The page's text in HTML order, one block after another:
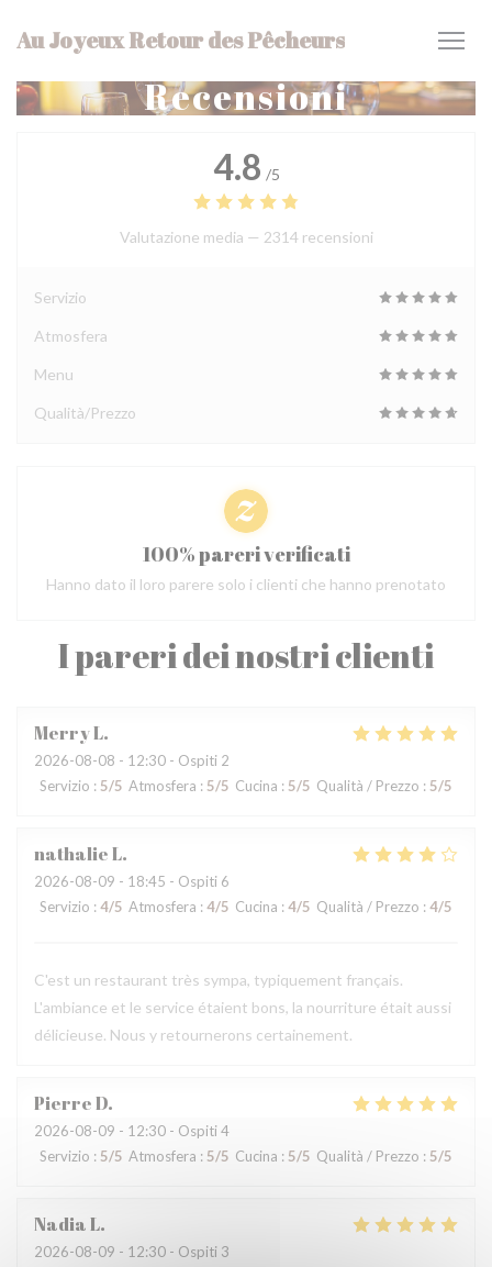
Au Joyeux Retour des Pêcheurs
Recensioni
I pareri dei nostri clienti
MerryL
2026-08-08 - 12:30 - Ospiti 2
Servizio : 5/5 Atmosfera : 5/5 Cucina : 5/5 Qualità / Prezzo : 5/5
nathalieL
2026-08-09 - 18:45 - Ospiti 6
Servizio : 4/5 Atmosfera : 4/5 Cucina : 4/5 Qualità / Prezzo : 4/5
C'est un restaurant très sympa, typiquement français.
L'ambiance et le service étaient bons, la nourriture était aussi
délicieuse. Nous y retournerons certainement.
PierreD
2026-08-09 - 12:30 - Ospiti 4
Servizio :5/5 Atmosfera :5/5 Cucina :5/5 Qualità / Prezzo :5/5
NadiaL
2026-08-09 - 12:30 - Ospiti 3
4.8 /5
Valutazione media — 2314 recensioni
Servizio
Atmosfera
Menu
Qualità/Prezzo
100% pareri verificati
Hanno dato il loro parere solo i clienti che hanno prenotato